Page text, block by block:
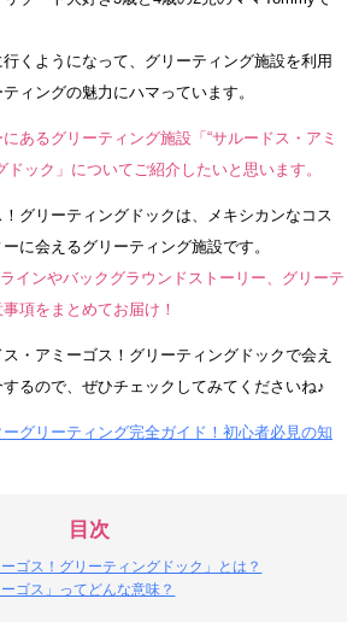
くようになって、グリーティング施設を利用
ィングの魅力にハマっています。
あるグリーティング施設「“サルードス・アミ
ドック」についてご紹介したいと思います。
グリーティングドックは、メキシカンなコス
に会えるグリーティング施設です。
インやバックグラウンドストーリー、グリーテ
項をまとめてお届け！
・アミーゴス！グリーティングドックで会え
るので、ぜひチェックしてみてくださいね♪
グリーティング完全ガイド！初心者必見の知
目次
ーゴス！グリーティングドック」とは？
ゴス」ってどんな意味？